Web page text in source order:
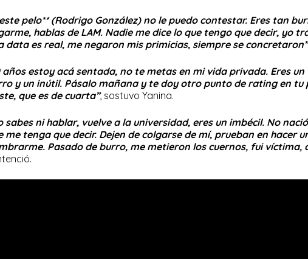
este pelo** (Rodrigo González) no le puedo contestar. Eres tan
hablas de LAM. Nadie me dice lo que tengo que decir, yo
data es real, me negaron mis primicias, siempre se
años estoy acá sentada, no te metas en mi vida privada. Eres
y un inútil. Pásalo mañana y te doy otro punto de rating en tu
que es de cuarta”, sostuvo Yanina.
sabes ni hablar, vuelve a la universidad, eres un imbécil. No
me tenga que decir. Dejen de colgarse de mí, prueban en hacer
Pasado de burro, me metieron los cuernos, fui víctima,